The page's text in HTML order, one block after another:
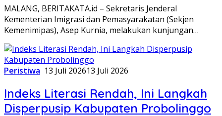
MALANG, BERITAKATA.id – Sekretaris Jenderal
Kementerian Imigrasi dan Pemasyarakatan (Sekjen
Kemenimipas), Asep Kurnia, melakukan kunjungan…
Peristiwa 13 Juli 202613 Juli 2026
Indeks Literasi Rendah, Ini Langkah
Disperpusip Kabupaten Probolinggo